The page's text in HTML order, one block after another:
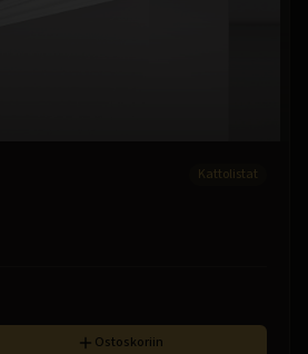
Kattolistat
Ostoskoriin